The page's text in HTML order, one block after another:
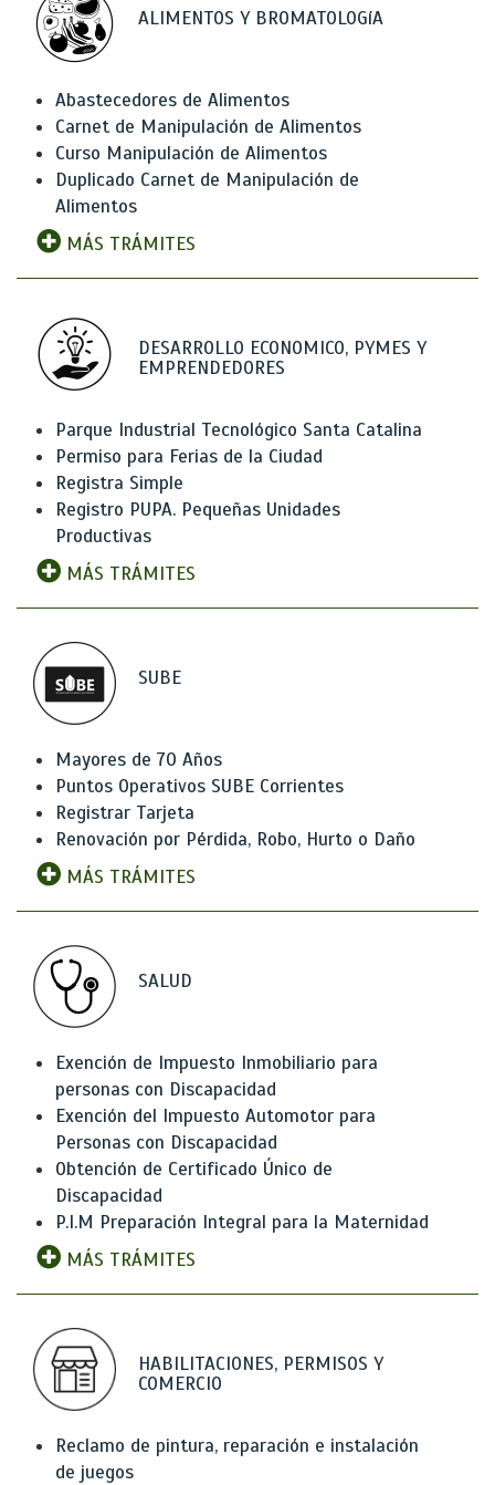
ALIMENTOS Y BROMATOLOGíA
Abastecedores de Alimentos
Carnet de Manipulación de Alimentos
Curso Manipulación de Alimentos
Duplicado Carnet de Manipulación de
Alimentos
MÁS TRÁMITES
DESARROLLO ECONOMICO, PYMES Y
EMPRENDEDORES
Parque Industrial Tecnológico Santa Catalina
Permiso para Ferias de la Ciudad
Registra Simple
Registro PUPA. Pequeñas Unidades
Productivas
MÁS TRÁMITES
SUBE
Mayores de 70 Años
Puntos Operativos SUBE Corrientes
Registrar Tarjeta
Renovación por Pérdida, Robo, Hurto o Daño
MÁS TRÁMITES
SALUD
Exención de Impuesto Inmobiliario para
personas con Discapacidad
Exención del Impuesto Automotor para
Personas con Discapacidad
Obtención de Certificado Único de
Discapacidad
P.I.M Preparación Integral para la Maternidad
MÁS TRÁMITES
HABILITACIONES, PERMISOS Y
COMERCIO
Reclamo de pintura, reparación e instalación
de juegos